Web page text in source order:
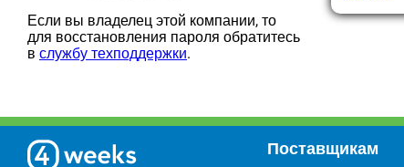
Если вы владелец этой компании, то
для восстановления пароля обратитесь
в службу техподдержки.
Поставщикам